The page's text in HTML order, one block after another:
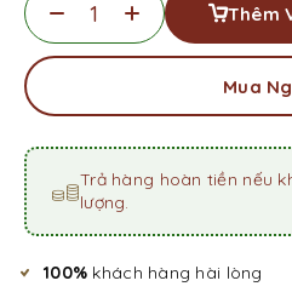
Thêm
Mua
Trả hàng hoàn tiền nếu
lượng.
100% khách hàng hài lòng